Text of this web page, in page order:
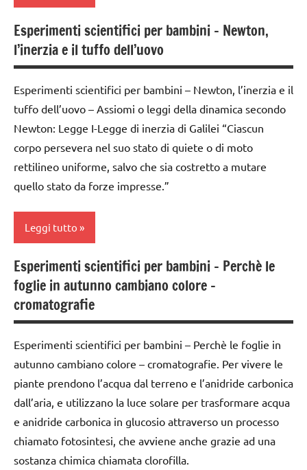
TUTTI GLI
ARTICOLI
classi
1a-5a
3 ai
6
anni
ESPERIMENTI
SCIENTIFICI
SCIENZE
ARGOMENTI
TUTTI GLI
ARTICOLI
Esperimenti scientifici per bambini – Newton,
l’inerzia e il tuffo dell’uovo
Esperimenti scientifici per bambini – Newton, l’inerzia e il
tuffo dell’uovo – Assiomi o leggi della dinamica secondo
Newton: Legge I-Legge di inerzia di Galilei “Ciascun
corpo persevera nel suo stato di quiete o di moto
rettilineo uniforme, salvo che sia costretto a mutare
quello stato da forze impresse.”
Leggi tutto
classi
1a-5a
dai
6
anni
ESPERIMENTI
SCIENTIFICI
SCIENZE
TUTTI GLI
Esperimenti scientifici per bambini – Perchè le
foglie in autunno cambiano colore –
cromatografie
Esperimenti scientifici per bambini – Perchè le foglie in
autunno cambiano colore – cromatografie. Per vivere le
piante prendono l’acqua dal terreno e l’anidride carbonica
dall’aria, e utilizzano la luce solare per trasformare acqua
e anidride carbonica in glucosio attraverso un processo
chiamato fotosintesi, che avviene anche grazie ad una
sostanza chimica chiamata clorofilla.